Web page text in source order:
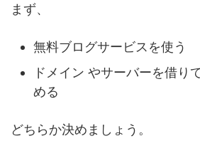
まず、
無料ブログサービスを使う
ドメイン やサーバーを借り
める
どちらか決めましょう。